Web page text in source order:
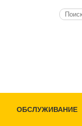
ОБСЛУЖИВАНИЕ